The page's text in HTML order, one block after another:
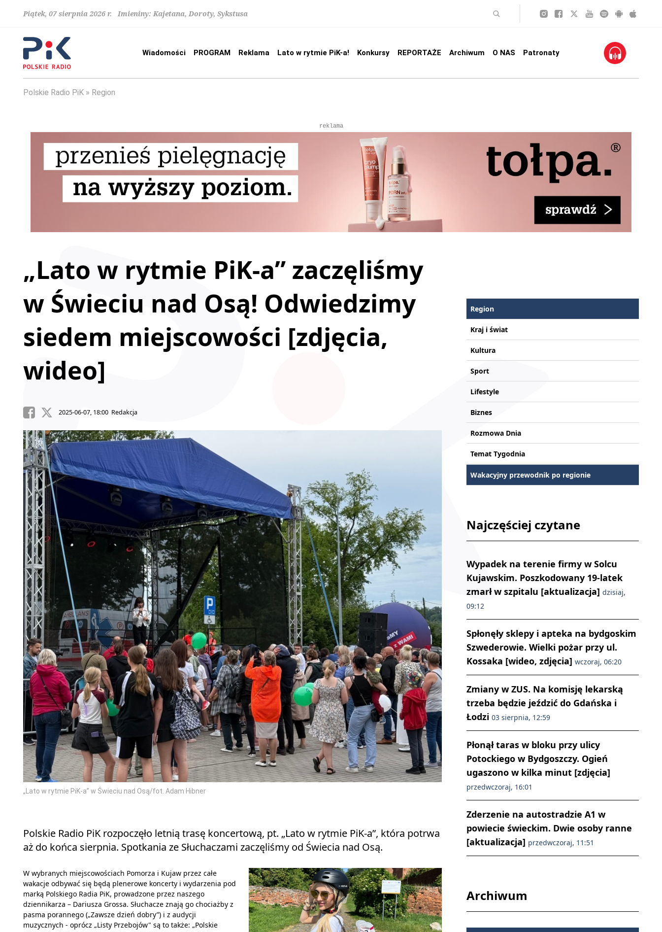
Piątek, 07 sierpnia 2026 r. Imieniny: Kajetana, Doroty, Sykstusa
Wiadomości PROGRAM Reklama Lato w rytmie PiK-a! Konkursy REPORTAŻE Archiwum O NAS Patronaty
Polskie Radio PiK Region
reklama
„Lato w rytmie PiK-a” zaczęliśmy
w Świeciu nad Osą! Odwiedzimy
siedem miejscowości [zdjęcia,
wideo]
2025-06-07, 18:00 Redakcja
„Lato w rytmie PiK-a” w Świeciu nad Osą/fot. Adam Hibner
Polskie Radio PiK rozpoczęło letnią trasę koncertową, pt. „Lato w rytmie PiK-a”, która potrwa
aż do końca sierpnia. Spotkania ze Słuchaczami zaczęliśmy od Świecia nad Osą.
W wybranych miejscowościach Pomorza i Kujaw przez całe
wakacje odbywać się będą plenerowe koncerty i wydarzenia pod
marką Polskiego Radia PiK, prowadzone przez naszego
dziennikarza – Dariusza Grossa. Słuchacze znają go chociażby z
pasma porannego („Zawsze dzień dobry”) i z audycji
muzycznych - oprócz „Listy Przebojów" są to także: „Polskie
Region
Kraj i świat
Kultura
Sport
Lifestyle
Biznes
Rozmowa Dnia
Temat Tygodnia
Wakacyjny przewodnik po regionie
Najczęściej czytane
Wypadek na terenie firmy w Solcu
Kujawskim. Poszkodowany 19-latek
zmarł w szpitalu [aktualizacja] dzisiaj,
09:12
Spłonęły sklepy i apteka na bydgoskim
Szwederowie. Wielki pożar przy ul.
Kossaka [wideo, zdjęcia] wczoraj, 06:20
Zmiany w ZUS. Na komisję lekarską
trzeba będzie jeździć do Gdańska i
Łodzi 03 sierpnia, 12:59
Płonął taras w bloku przy ulicy
Potockiego w Bydgoszczy. Ogień
ugaszono w kilka minut [zdjęcia]
przedwczoraj, 16:01
Zderzenie na autostradzie A1 w
powiecie świeckim. Dwie osoby ranne
[aktualizacja] przedwczoraj, 11:51
Archiwum